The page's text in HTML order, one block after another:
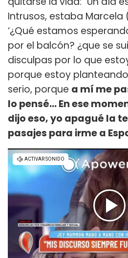
Intrusos, estaba Marcela
‘¿Qué estamos
por el balcón? ¿que se
disculpas por lo que
porque estoy
serio, porque a mí me
lo pensé… En ese
dijo eso, yo apagué la
pasajes para irme a